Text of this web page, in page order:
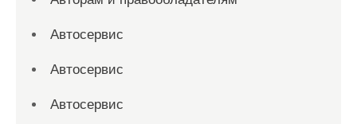
Автосервис
Автосервис
Автосервис